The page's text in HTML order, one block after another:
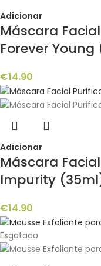
Adicionar
Máscara
Forever
€14.90
Adicionar
Máscara
Impurity
€14.90
Esgotado